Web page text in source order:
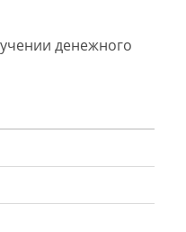
денежного